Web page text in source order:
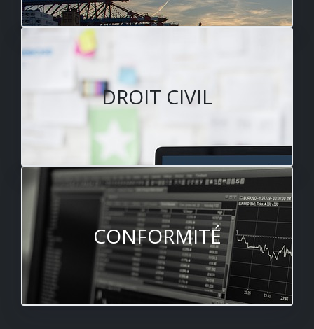
DROIT CIVIL
CONFORMITÉ